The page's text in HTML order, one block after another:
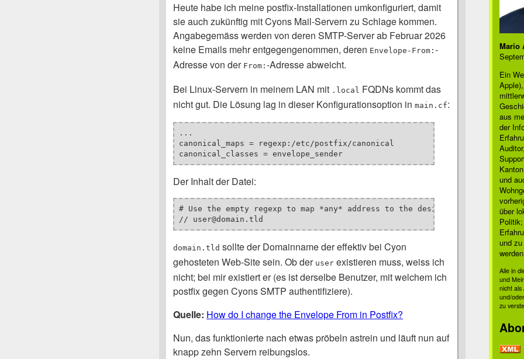
Heute habe ich meine postfix-Installationen umkonfiguriert, damit
sie auch zukünftig mit Cyons Mail-Servern zu Schlage kommen.
Angabegemäss werden von deren SMTP-Server ab Februar 2026
keine Emails mehr entgegengenommen, deren Envelope-From: -
Adresse von der From: -Adresse abweicht.
Bei Linux-Servern in meinem LAN mit .local FQDNs kommt das
nicht gut. Die Lösung lag in dieser Konfigurationsoption in main.cf:
...
canonical_maps = regexp:/etc/postfix/canonical
Der Inhalt der Datei:
# Use the empty regexp to map *any* address to the desired envelope
// user@domain.tld
domain.tld sollte der Domainname der effektiv bei Cyon
gehosteten Web-Site sein. Ob der user existieren muss, weiss ich
nicht; bei mir existiert er (es ist derselbe Benutzer, mit welchem ich
postfix gegen Cyons SMTP authentifiziere).
Quelle: How do I change the Envelope From in Postfix?
Nun, das funktionierte nach etwas pröbeln astrein und läuft nun auf
knapp zehn Servern reibungslos.
Mario
Ein
aus
der
und
über
und
Alle in
und
nicht als
und/
zu